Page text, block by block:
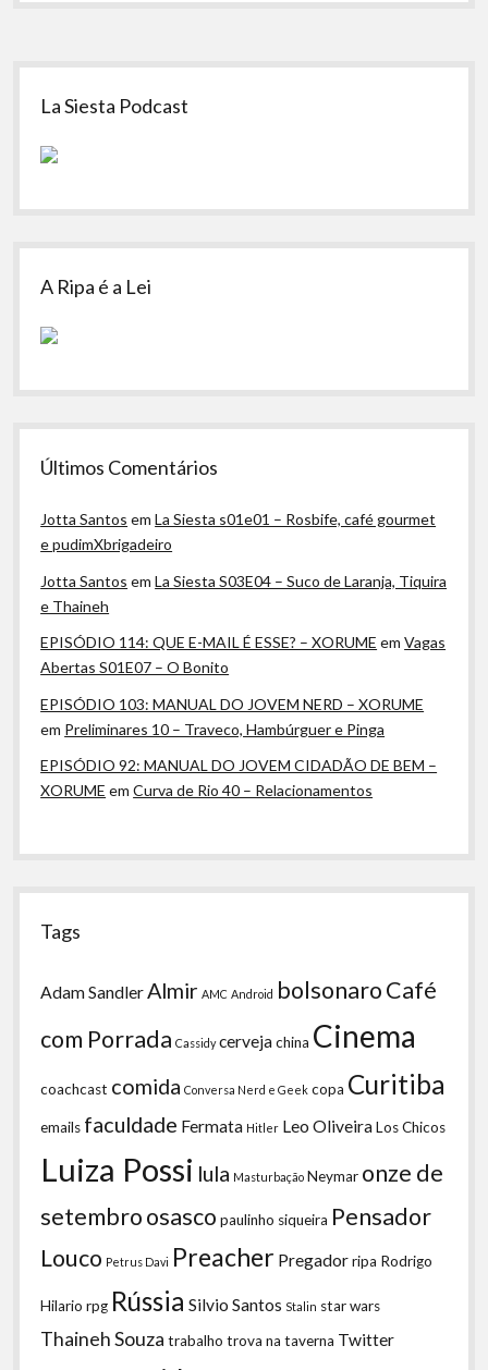
Sidebar
La Siesta Podcast
A Ripa é a Lei
Últimos Comentários
Jotta Santos emLa Siesta s01e01 – Rosbife, café gourmet
e pudimXbrigadeiro
Jotta Santos emLa Siesta S03E04 – Suco de Laranja, Tiquira
e Thaineh
EPISÓDIO 114: QUE E-MAIL É ESSE? – XORUME emVagas
Abertas S01E07 – O Bonito
EPISÓDIO 103: MANUAL DO JOVEM NERD – XORUME
em Preliminares 10 – Traveco, Hambúrguer e Pinga
EPISÓDIO 92: MANUAL DO JOVEM CIDADÃO DE BEM –
XORUME emCurva de Rio 40 – Relacionamentos
Tags
Adam Sandler Almir AMC Android bolsonaroCafé
com Porrada Cassidy cervejachina Cinema
coachcast comida Conversa Nerd e Geek copa Curitiba
emails faculdade Fermata Hitler Leo OliveiraLos Chicos
Luiza Possi lula Masturbação Neymar onze de
setembroosasco paulinho siqueira Pensador
Louco Petrus Davi Preacher Pregadorripa Rodrigo
Hilario rpg Rússia Silvio Santos Stalin star wars
Thaineh Souza trabalho trova na taverna Twitter